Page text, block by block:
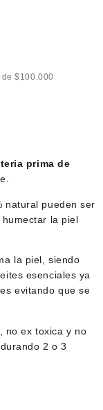
$100.000
prima de
natural pueden ser
la piel
la piel, siendo
esenciales ya
evitando que se
no ex toxica y no
2 o 3